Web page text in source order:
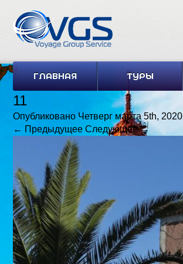
ГЛАВНАЯ ТУРЫ
11
Опубликовано Четверг марта 5th, 2020
← Предыдущее Следующее →